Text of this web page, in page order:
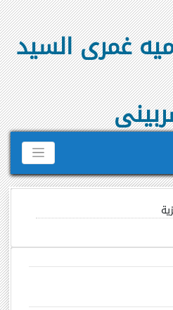
غمرى السيد